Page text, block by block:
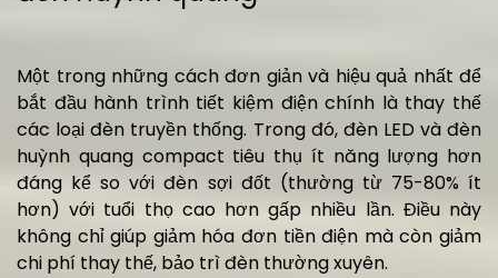
Một trong những cách đơn giản và hiệu quả nhất để
bắt đầu hành trình tiết kiệm điện chính là thay thế
các loại đèn truyền thống. Trong đó, đèn LED và đèn
huỳnh quang compact tiêu thụ ít năng lượng hơn
đáng kể so với đèn sợi đốt (thường từ 75-80% ít
hơn) với tuổi thọ cao hơn gấp nhiều lần. Điều này
không chỉ giúp giảm hóa đơn tiền điện mà còn giảm
chi phí thay thế, bảo trì đèn thường xuyên.